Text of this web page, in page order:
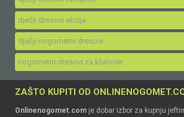
dječji dresovi akcija
dječji nogometni dresovi
nogometni dresovi za klubove
ZAŠTO KUPITI OD
Onlinenogomet.com je dobar izbor za kupnju